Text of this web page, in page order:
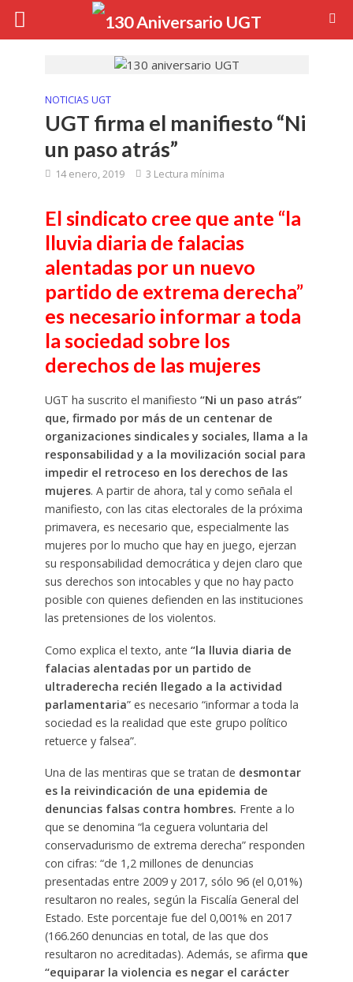
NOTICIAS UGT
UGT firma el manifiesto “Ni
un paso atrás”
14 enero, 2019 3 Lectura mínima
El sindicato cree que ante “la
lluvia diaria de falacias
alentadas por un nuevo
partido de extrema derecha”
es necesario informar a toda
la sociedad sobre los
derechos de las mujeres
UGT ha suscrito el manifiesto “Ni un paso atrás”
que, firmado por más de un centenar de
organizaciones sindicales y sociales, llama a la
responsabilidad y a la movilización social para
impedir el retroceso en los derechos de las
mujeres. A partir de ahora, tal y como señala el
manifiesto, con las citas electorales de la próxima
primavera, es necesario que, especialmente las
mujeres por lo mucho que hay en juego, ejerzan
su responsabilidad democrática y dejen claro que
sus derechos son intocables y que no hay pacto
posible con quienes defienden en las instituciones
las pretensiones de los violentos.
Como explica el texto, ante “la lluvia diaria de
falacias alentadas por un partido de
ultraderecha recién llegado a la actividad
parlamentaria” es necesario “informar a toda la
sociedad es la realidad que este grupo político
retuerce y falsea”.
Una de las mentiras que se tratan de desmontar
es la reivindicación de una epidemia de
denuncias falsas contra hombres. Frente a lo
que se denomina “la ceguera voluntaria del
conservadurismo de extrema derecha” responden
con cifras: “de 1,2 millones de denuncias
presentadas entre 2009 y 2017, sólo 96 (el 0,01%)
resultaron no reales, según la Fiscalía General del
Estado. Este porcentaje fue del 0,001% en 2017
(166.260 denuncias en total, de las que dos
resultaron no acreditadas). Además, se afirma que
“equiparar la violencia es negar el carácter